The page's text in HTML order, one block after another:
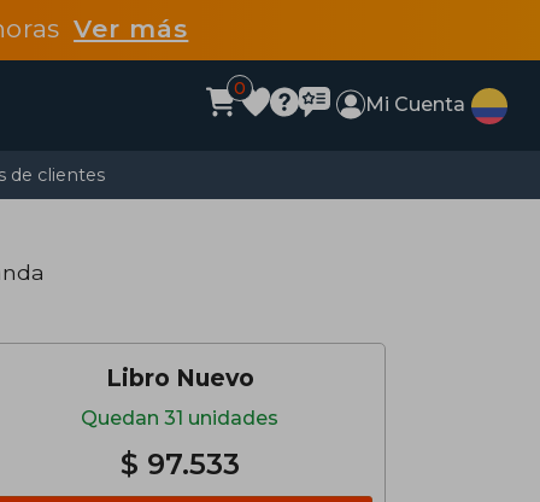
Ver más
0
Mi Cuenta
de clientes
Libro Nuevo
Quedan 31 unidades
$ 97.533